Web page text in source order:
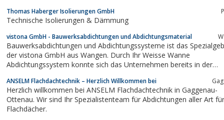
Thomas Haberger Isolierungen GmbH
Technische Isolierungen & Dämmung
vistona GmbH - Bauwerksabdichtungen und Abdichtungsmaterial
Bauwerksabdichtungen und Abdichtungssysteme ist das
der vistona GmbH aus Wangen. Durch Ihr Weisse Wanne
Abdichtungssystem konnte sich das Unternehmen bereits in der
ANSELM Flachdachtechnik – Herzlich Willkommen bei
Herzlich willkommen bei ANSELM Flachdachtechnik in Gaggenau-
Ottenau. Wir sind Ihr Spezialistenteam für Abdichtungen aller Art für
Flachdächer.